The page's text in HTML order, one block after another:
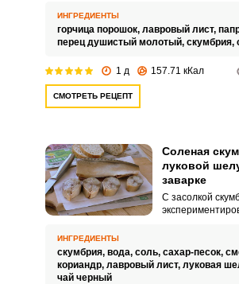
скумбрии с
чесноком
морозилке.
ИНГРЕДИЕНТЫ
горчица порошок, лавровый лист,
перец душистый молотый, скумбрия,
1 д 157.71 кКал
СМОТРЕТЬ РЕЦЕПТ
Соленая
луковой
заварке
С засолкой
вкусный
если засолить
ИНГРЕДИЕНТЫ
скумбрия, вода, соль, сахар-песок,
кориандр, лавровый лист, луковая
чай черный